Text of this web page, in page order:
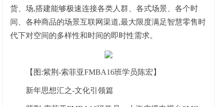
货、场,搭建能够极速连接各类人群、各式场景、各个时
间、各种商品的场景互联网渠道,最大限度满足智慧零售时
代下对空间的多样性和时间的即时性需求。
【图:紫荆-索菲亚FMBA16班学员陈宏】
新年思想汇之-文化引领篇